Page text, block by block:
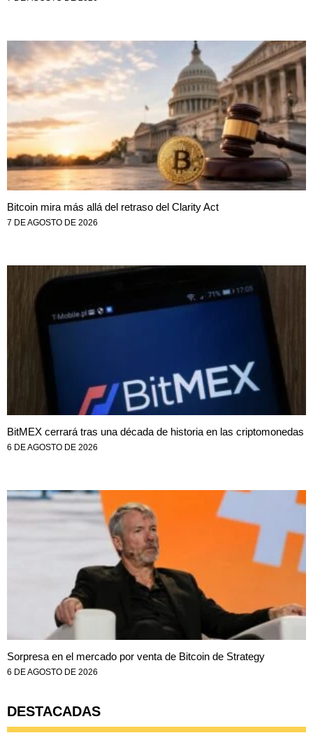
Bitcoin mira más allá del retraso del Clarity Act
7 DE AGOSTO DE 2026
BitMEX cerrará tras una década de historia en las criptomonedas
6 DE AGOSTO DE 2026
Sorpresa en el mercado por venta de Bitcoin de Strategy
6 DE AGOSTO DE 2026
DESTACADAS